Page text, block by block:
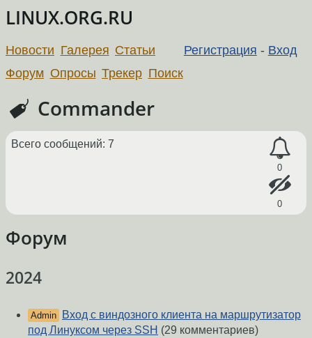
LINUX.ORG.RU
Регистрация - Вход
Новости Галерея Статьи
Форум Опросы Трекер Поиск
Commander
0
0
Всего сообщений: 7
Форум
2024
Admin
Вход с виндозного клиента на маршрутизатор
под Линуксом через SSH (29 комментариев)